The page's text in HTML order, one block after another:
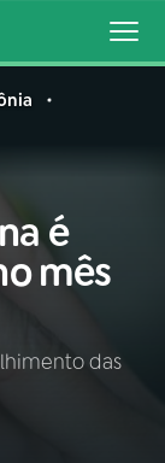
é
mês
das